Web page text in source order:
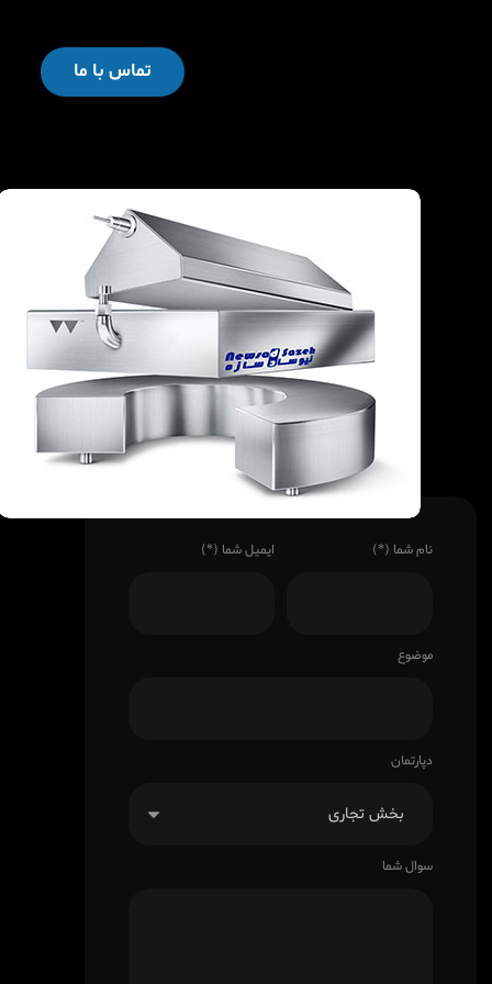
تماس با ما
نام شما (*) ایمیل شما (*)
موضوع
دپارتمان
سوال شما